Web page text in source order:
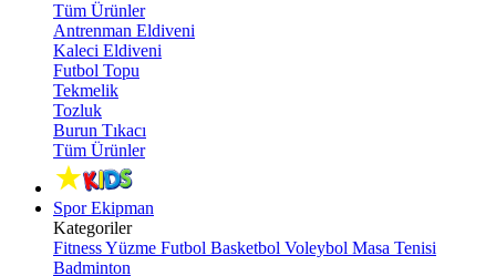
Tüm Ürünler
Antrenman Eldiveni
Kaleci Eldiveni
Futbol Topu
Tekmelik
Tozluk
Burun Tıkacı
Tüm Ürünler
Spor Ekipman
Kategoriler
FitnessYüzme Futbol Basketbol Voleybol Masa Tenisi
Badminton